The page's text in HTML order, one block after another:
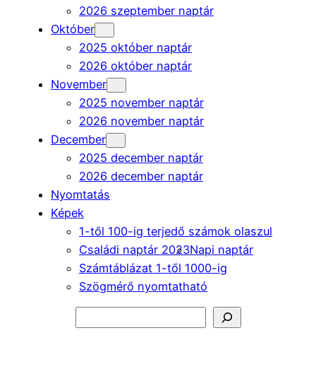
2026 szeptember naptár
Október
2025 október naptár
2026 október naptár
November
2025 november naptár
2026 november naptár
December
2025 december naptár
2026 december naptár
Nyomtatás
Képek
1-től 100-ig terjedő számok olaszul
Családi naptár 2023Napi naptár
Számtáblázat 1-től 1000-ig
Szögmérő nyomtatható